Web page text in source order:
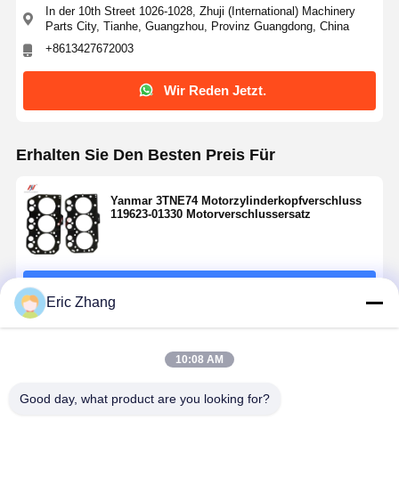
In der 10th Street 1026-1028, Zhuji (International) Machinery
Parts City, Tianhe, Guangzhou, Provinz Guangdong, China
+8613427672003
Wir Reden Jetzt.
Erhalten Sie Den Besten Preis Für
Yanmar 3TNE74 Motorzylinderkopfverschluss
119623-01330 Motorverschlussersatz
Empfohlene Produkte
Eric Zhang
10:08 AM
Good day, what product are you looking for?